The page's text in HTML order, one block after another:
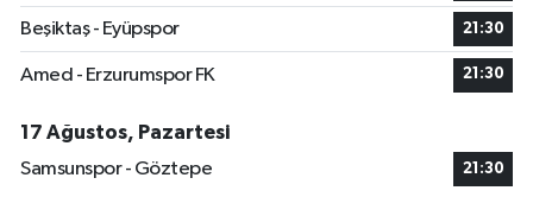
Beşiktaş - Eyüpspor 21:30
Amed - Erzurumspor FK 21:30
17 Ağustos, Pazartesi
Samsunspor - Göztepe
21:30